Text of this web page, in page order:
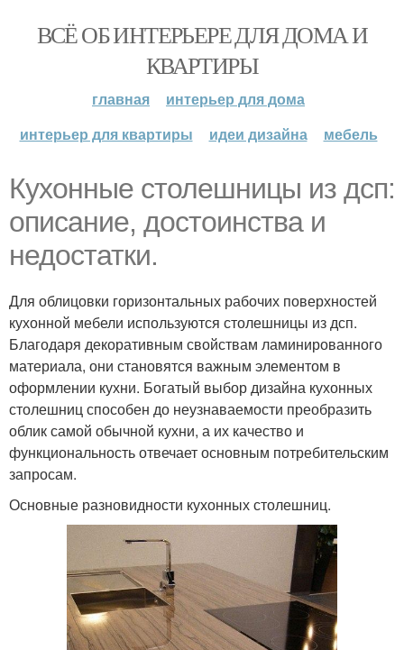
ВСЁ ОБ ИНТЕРЬЕРЕ ДЛЯ ДОМА И
КВАРТИРЫ
главная
интерьер для дома
интерьер для квартиры
идеи дизайна мебель
Кухонные столешницы из дсп:
описание, достоинства и
недостатки.
Для облицовки горизонтальных рабочих поверхностей
кухонной мебели используются столешницы из дсп.
Благодаря декоративным свойствам ламинированного
материала, они становятся важным элементом в
оформлении кухни. Богатый выбор дизайна кухонных
столешниц способен до неузнаваемости преобразить
облик самой обычной кухни, а их качество и
функциональность отвечает основным потребительским
запросам.
Основные разновидности кухонных столешниц.